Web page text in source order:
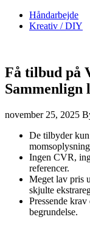
Håndarbejde
Kreativ / DIY
Få tilbud på
Sammenlign
november 25, 2025
De tilbyder
Ingen CVR,
referencer.
Meget lav pris
skjulte
Pressende
begrundelse.